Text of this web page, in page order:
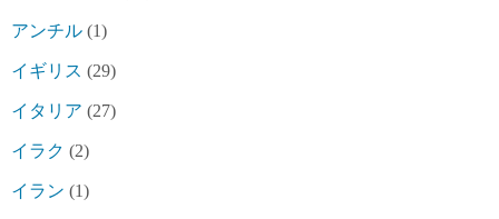
アンチル (1)
イギリス (29)
イタリア (27)
イラク (2)
イラン (1)